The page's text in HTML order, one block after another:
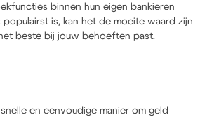
binnen hun eigen bankieren
is, kan het de moeite waard zijn
beste bij jouw behoeften past.
en eenvoudige manier om geld